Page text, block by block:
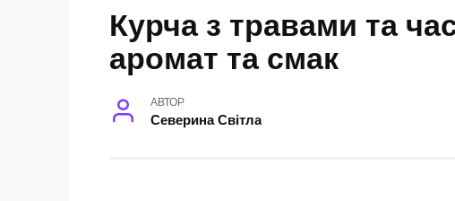
Курча з травами та
аромат та смак
АВТОР
Северина Світла